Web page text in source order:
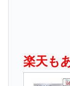
楽天も